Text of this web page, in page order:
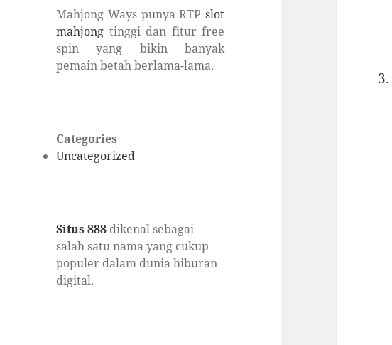
Mahjong Ways punya RTPslot
mahjong tinggi dan fitur free
spin yang bikin banyak
pemain betah berlama-lama.
Categories
Uncategorized
Situs 888 dikenal sebagai
salah satu nama yang cukup
populer dalam dunia hiburan
digital.